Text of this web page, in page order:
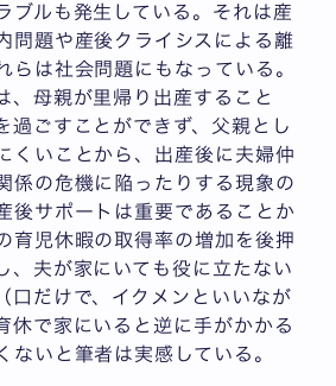
ブルも発生している。それは産
問題や産後クライシスによる離
らは社会問題にもなっている。
、母親が里帰り出産すること
過ごすことができず、父親とし
くいことから、出産後に夫婦仲
係の危機に陥ったりする現象の
後サポートは重要であることか
育児休暇の取得率の増加を後押
、夫が家にいても役に立たない
口だけで、イクメンといいなが
休で家にいると逆に手がかかる
ないと筆者は実感している。